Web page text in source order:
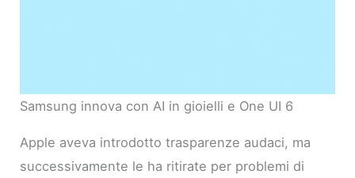
Samsung innova con AI in gioielli e One UI 6
Apple aveva introdotto trasparenze audaci, ma
successivamente le ha ritirate per problemi di